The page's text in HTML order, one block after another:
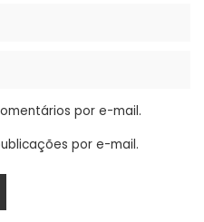
por e-mail.
por e-mail.